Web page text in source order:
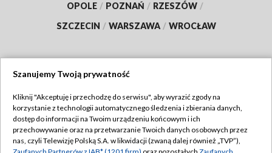
OPOLE / POZNAŃ / RZESZÓW /
SZCZECIN / WARSZAWA / WROCŁAW
TVP
Abonament TVP
Emisja w TVP
Regulamin TVP
Szanujemy Twoją prywatność
Kliknij "Akceptuję i przechodzę do serwisu", aby wyrazić zgody na
korzystanie z technologii automatycznego śledzenia i zbierania danych,
dostęp do informacji na Twoim urządzeniu końcowym i ich
przechowywanie oraz na przetwarzanie Twoich danych osobowych przez
nas, czyli Telewizję Polską S.A. w likwidacji (zwaną dalej również „TVP”),